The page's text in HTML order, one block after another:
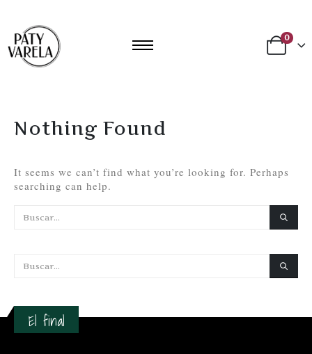
0
Nothing Found
It seems we can’t find what you’re looking for. Perhaps
searching can help.
El final